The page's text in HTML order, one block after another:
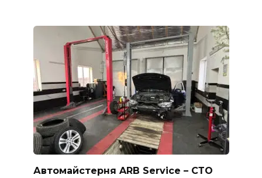
Автомайстерня ARB Service – СТО